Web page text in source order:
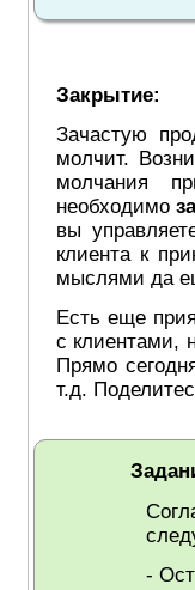
Закрытие:
Зачастую
молчит.
молчания
необходимо
вы
клиента к
мыслями да
Есть еще
с клиентами,
Прямо
т.д.
-